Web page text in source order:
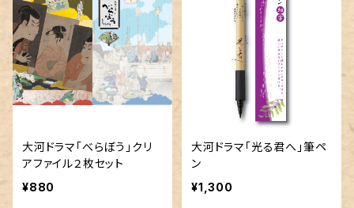
大河ドラマ「べらぼう」クリ
アファイル２枚セット
¥880
大河ドラマ「光る君へ」筆ペ
ン
¥1,300